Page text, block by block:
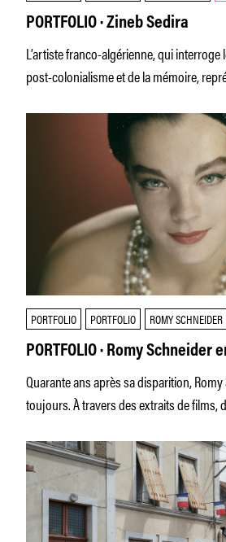
PORTFOLIO · Zineb Sedira
L’artiste franco-algérienne, qui
post-colonialisme et de la mémoire,
PORTFOLIO PORTFOLIO ROMY SCHNEIDER
PORTFOLIO · Romy Schneider
Quarante ans après sa disparition,
toujours. À travers des extraits de films,